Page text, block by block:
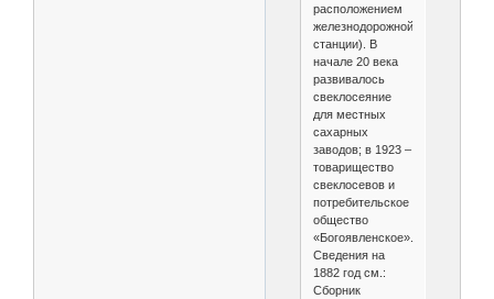
расположением
железнодорожной
станции). В
начале 20 века
развивалось
свеклосеяние
для местных
сахарных
заводов; в 1923 –
товарищество
свеклосевов и
потребительское
общество
«Богоявленское».
Сведения на
1882 год см.:
Сборник